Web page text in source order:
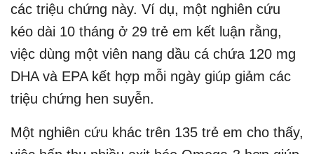
các triệu chứng này. Ví dụ, một nghiên cứu
kéo dài 10 tháng ở 29 trẻ em kết luận rằng,
việc dùng một viên nang dầu cá chứa 120 mg
DHA và EPA kết hợp mỗi ngày giúp giảm các
triệu chứng hen suyễn.
Một nghiên cứu khác trên 135 trẻ em cho thấy,